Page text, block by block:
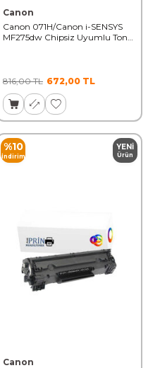
Canon
Canon 071H/Canon i-SENSYS
MF275dw Chipsiz Uyumlu Toner
816,00TL 672,00 TL
%10
İndirim
YENI
Ürün
Canon